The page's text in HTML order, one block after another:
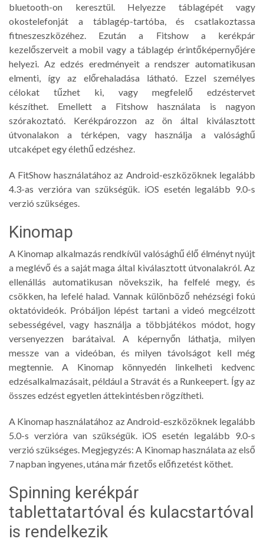
bluetooth-on keresztül. Helyezze táblagépét vagy
okostelefonját a táblagép-tartóba, és csatlakoztassa
fitneszeszközéhez. Ezután a Fitshow a kerékpár
kezelőszerveit a mobil vagy a táblagép érintőképernyőjére
helyezi. Az edzés eredményeit a rendszer automatikusan
elmenti, így az előrehaladása látható. Ezzel személyes
célokat tűzhet ki, vagy megfelelő edzéstervet
készíthet. Emellett a Fitshow használata is nagyon
szórakoztató. Kerékpározzon az ön által kiválasztott
útvonalakon a térképen, vagy használja a valósághű
utcaképet egy élethű edzéshez.
A FitShow használatához az Android-eszközöknek legalább
4.3-as verzióra van szükségük. iOS esetén legalább 9.0-s
verzió szükséges.
Kinomap
A Kinomap alkalmazás rendkívül valósághű élő élményt nyújt
a meglévő és a saját maga által kiválasztott útvonalakról. Az
ellenállás automatikusan növekszik, ha felfelé megy, és
csökken, ha lefelé halad. Vannak különböző nehézségi fokú
oktatóvideók. Próbáljon lépést tartani a videó megcélzott
sebességével, vagy használja a többjátékos módot, hogy
versenyezzen barátaival. A képernyőn láthatja, milyen
messze van a videóban, és milyen távolságot kell még
megtennie. A Kinomap könnyedén linkelheti kedvenc
edzésalkalmazásait, például a Stravát és a Runkeepert. Így az
összes edzést egyetlen áttekintésben rögzítheti.
A Kinomap használatához az Android-eszközöknek legalább
5.0-s verzióra van szükségük. iOS esetén legalább 9.0-s
verzió szükséges. Megjegyzés: A Kinomap használata az első
7 napban ingyenes, utána már fizetős előfizetést köthet.
Spinning kerékpár
tablettatartóval és kulacstartóval
is rendelkezik